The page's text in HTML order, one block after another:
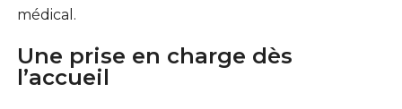
médical.
Une prise en charge dès
l’accueil